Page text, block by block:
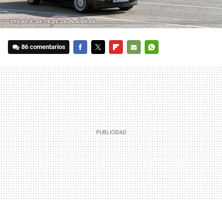
86 comentarios
MAIL